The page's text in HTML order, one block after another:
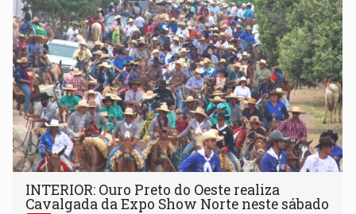
(NOVO)
INTERIOR: Ouro Preto do Oeste realiza
Cavalgada da Expo Show Norte neste sábado